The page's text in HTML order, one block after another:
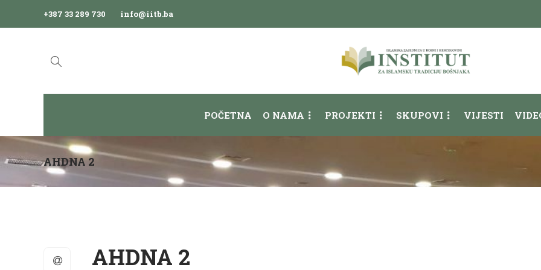
+387 33 289 730 info@iitb.ba
POČETNA O NAMA PROJEKTI SKUPOVI VIJESTI
AHDNA 2
AHDNA 2